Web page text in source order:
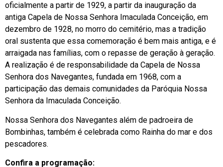
oficialmente a partir de 1929, a partir da inauguração da
antiga Capela de Nossa Senhora Imaculada Conceição, em
dezembro de 1928, no morro do cemitério, mas a tradição
oral sustenta que essa comemoração é bem mais antiga, e é
arraigada nas famílias, com o repasse de geração à geração.
A realização é de responsabilidade da Capela de Nossa
Senhora dos Navegantes, fundada em 1968, com a
participação das demais comunidades da Paróquia Nossa
Senhora da Imaculada Conceição.
Nossa Senhora dos Navegantes além de padroeira de
Bombinhas, também é celebrada como Rainha do mar e dos
pescadores.
Confira a programação: